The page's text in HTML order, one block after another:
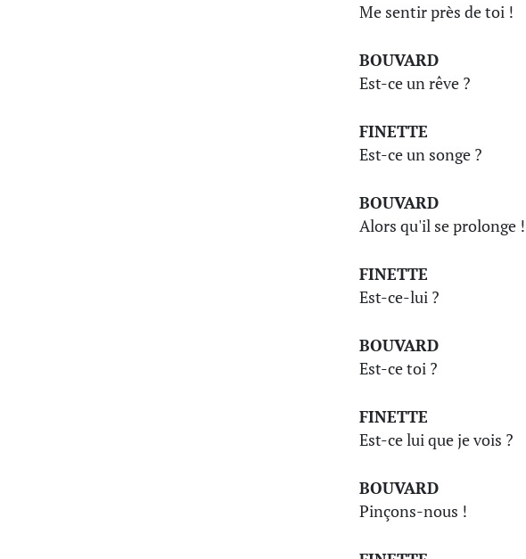
Me sentir près de toi !
BOUVARD
Est-ce un rêve ?
FINETTE
Est-ce un songe ?
BOUVARD
Alors qu'il se prolonge !
FINETTE
Est-ce-lui ?
BOUVARD
Est-ce toi ?
FINETTE
Est-ce lui que je vois ?
BOUVARD
Pinçons-nous !